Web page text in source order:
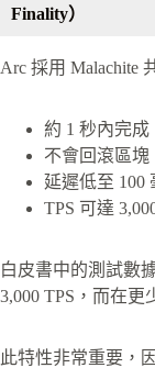
Finality）
Arc 採用 Malachite
約 1 秒內完成
不會回滾區塊
延遲低至 100
TPS 可達
白皮書中的測試數
3,000 TPS，而在更
此特性非常重要，